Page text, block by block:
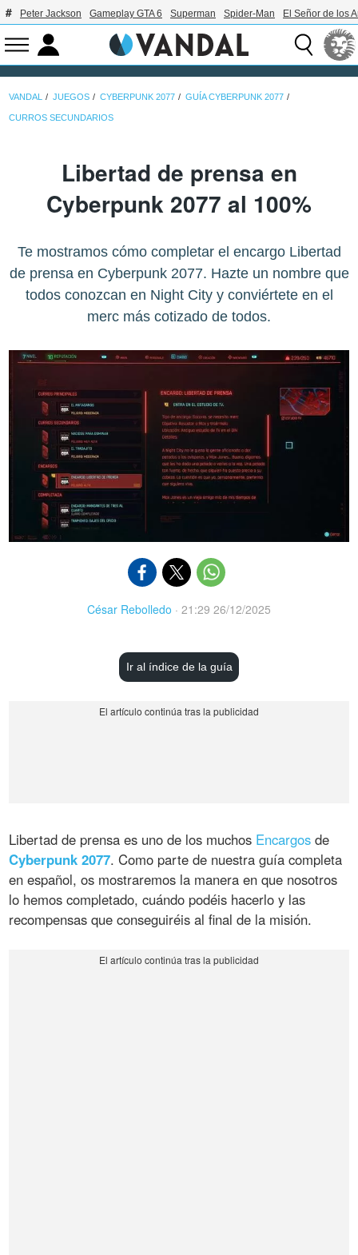
Peter Jackson Gameplay GTA 6 Superman Spider-Man El Señor de los
VANDAL JUEGOS CYBERPUNK 2077 GUÍA CYBERPUNK 2077
CURROS SECUNDARIOS
Libertad de prensa en
Cyberpunk 2077 al 100%
Te mostramos cómo completar el encargo Libertad
de prensa en Cyberpunk 2077. Hazte un nombre que
todos conozcan en Night City y conviértete en el
merc más cotizado de todos.
César Rebolledo · 21:29 26/12/2025
Ir al índice de la guía
Libertad de prensa es uno de los muchos Encargos de
Cyberpunk 2077. Como parte de nuestra guía completa
en español, os mostraremos la manera en que nosotros
lo hemos completado, cuándo podéis hacerlo y las
recompensas que conseguiréis al final de la misión.